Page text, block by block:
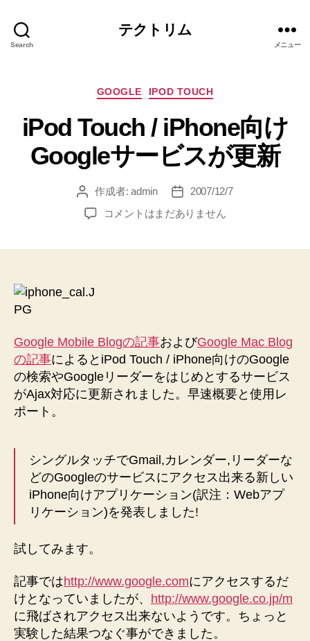
Search
テクトリム
メニュー
カ
ゴ
リ
ー
GOOGLE IPOD TOUCH
iPod Touch / iPhone向け
Googleサービスが更新
投
稿
者
作成者:admin
投
稿
日
2007/12/7
iPod
ー
ビ
ス
が
更
コメントはまだありません
Google Mobile Blogの記事およびGoogle Mac Blog
の記事によるとiPod Touch / iPhone向けのGoogle
の検索やGoogleリーダーをはじめとするサービス
がAjax対応に更新されました。早速概要と使用レ
ポート。
シングルタッチでGmail,カレンダー,リーダーな
どのGoogleのサービスにアクセス出来る新しい
iPhone向けアプリケーション(訳注：Webアプ
リケーション)を発表しました!
試してみます。
記事ではhttp://www.google.comにアクセスするだ
けとなっていましたが、 http://www.google.co.jp/m
に飛ばされアクセス出来ないようです。ちょっと
実験した結果つなぐ事ができました。